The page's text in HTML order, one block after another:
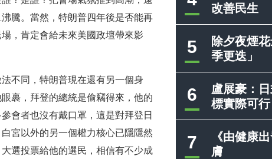
改善民生
5
除夕夜煙
季更迭」
6
盧展豪：
標實際可行
7
《由健康
膚
騰。當然，特朗普四年後是否能再
，肯定會給未來美國政壇帶來影
不同，特朗普現在還有另一個身
裹，拜登的總統是偷竊得來，他的
會者也沒有戴口罩，這是對拜登日
宮以外的另一個權力核心已隱隱然
選投票給他的選民，相信有不少成